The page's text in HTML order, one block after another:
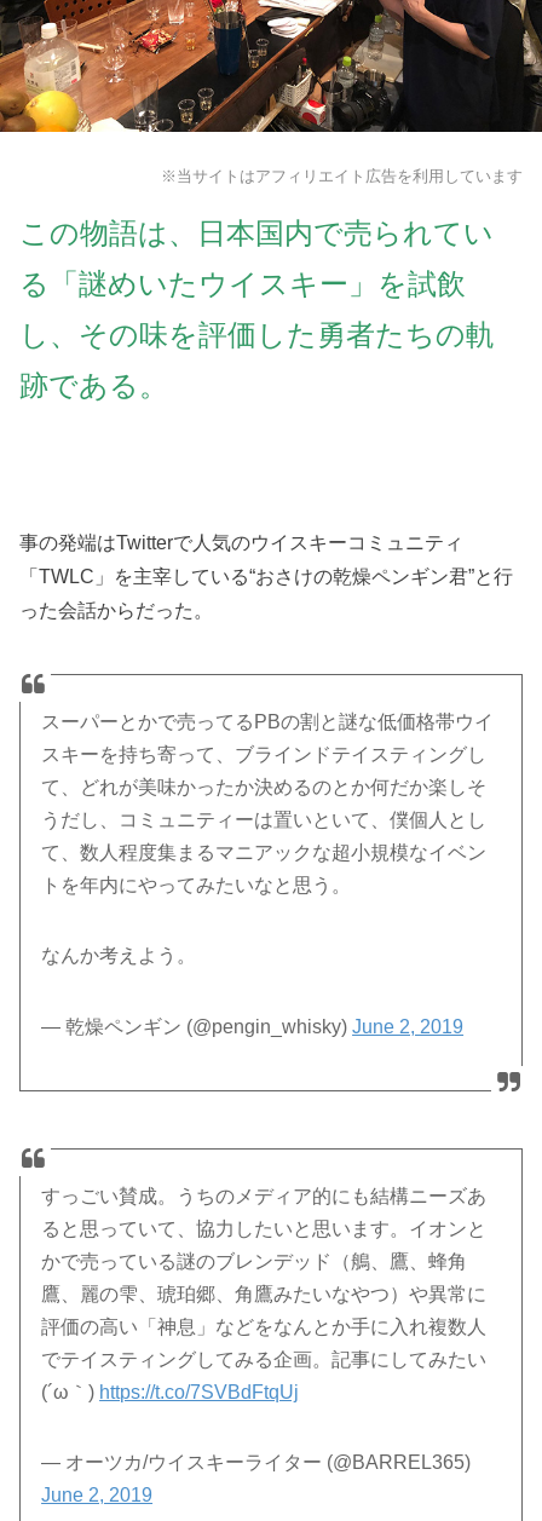
※当サイトはアフィリエイト広告を利用しています
この物語は、日本国内で売られてい
る「謎めいたウイスキー」を試飲
し、その味を評価した勇者たちの軌
跡である。
事の発端はTwitterで人気のウイスキーコミュニティ
「TWLC」を主宰している“おさけの乾燥ペンギン君”と行
った会話からだった。
スーパーとかで売ってるPBの割と謎な低価格帯ウイ
スキーを持ち寄って、ブラインドテイスティングし
て、どれが美味かったか決めるのとか何だか楽しそ
うだし、コミュニティーは置いといて、僕個人とし
て、数人程度集まるマニアックな超小規模なイベン
トを年内にやってみたいなと思う。
なんか考えよう。
— 乾燥ペンギン (@pengin_whisky)June 2, 2019
すっごい賛成。うちのメディア的にも結構ニーズあ
ると思っていて、協力したいと思います。イオンと
かで売っている謎のブレンデッド（鵃、鷹、蜂角
鷹、麗の雫、琥珀郷、角鷹みたいなやつ）や異常に
評価の高い「神息」などをなんとか手に入れ複数人
でテイスティングしてみる企画。記事にしてみたい
(´ω｀) https://t.co/7SVBdFtqUj
— オーツカ/ウイスキーライター (@BARREL365)
June 2, 2019